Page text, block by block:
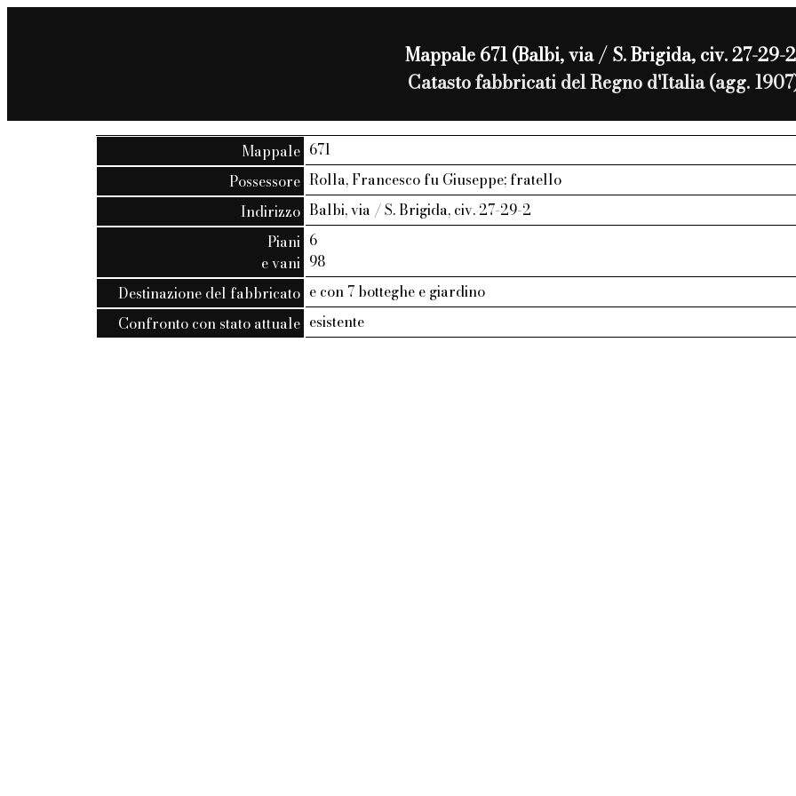
Mappale 671 (Balbi, via / S. Brigida, civ. 27-29-
Catasto fabbricati del Regno d'Italia (agg.
Mappale 671
Possessore Rolla, Francesco fu Giuseppe; fratello
Indirizzo Balbi, via / S. Brigida, civ. 27-29-2
Piani
e vani
6
98
Destinazione del fabbricato e con 7 botteghe e giardino
Confronto con stato attuale esistente